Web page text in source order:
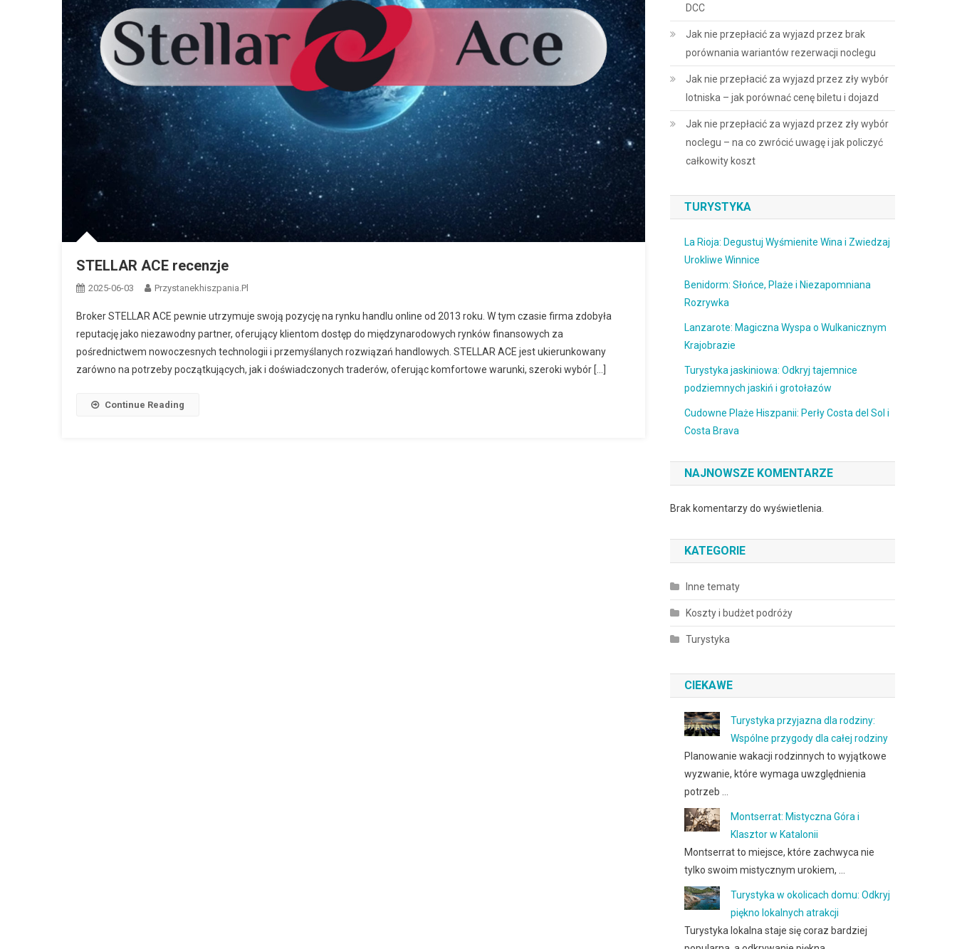
STELLAR ACE recenzje
2025-06-03 Przystanekhiszpania.pl
Broker STELLAR ACE pewnie utrzymuje swoją pozycję na rynku handlu online od 2013 roku. W tym czasie firma zdobyła
reputację jako niezawodny partner, oferujący klientom dostęp do międzynarodowych rynków finansowych za
pośrednictwem nowoczesnych technologii i przemyślanych rozwiązań handlowych. STELLAR ACE jest ukierunkowany
zarówno na potrzeby początkujących, jak i doświadczonych traderów, oferując komfortowe warunki, szeroki wybór […]
Continue Reading
DCC
Jak nie przepłacić za wyjazd przez brak
porównania wariantów rezerwacji noclegu
Jak nie przepłacić za wyjazd przez zły wybór
lotniska – jak porównać cenę biletu i dojazd
Jak nie przepłacić za wyjazd przez zły wybór
noclegu – na co zwrócić uwagę i jak policzyć
całkowity koszt
TURYSTYKA
La Rioja: Degustuj Wyśmienite Wina i Zwiedzaj
Urokliwe Winnice
Benidorm: Słońce, Plaże i Niezapomniana
Rozrywka
Lanzarote: Magiczna Wyspa o Wulkanicznym
Krajobrazie
Turystyka jaskiniowa: Odkryj tajemnice
podziemnych jaskiń i grotołazów
Cudowne Plaże Hiszpanii: Perły Costa del Sol i
Costa Brava
NAJNOWSZE KOMENTARZE
Brak komentarzy do wyświetlenia.
KATEGORIE
Inne tematy
Koszty i budżet podróży
Turystyka
CIEKAWE
Turystyka przyjazna dla rodziny:
Wspólne przygody dla całej rodziny
Planowanie wakacji rodzinnych to wyjątkowe
wyzwanie, które wymaga uwzględnienia
potrzeb …
Montserrat: Mistyczna Góra i
Klasztor w Katalonii
Montserrat to miejsce, które zachwyca nie
tylko swoim mistycznym urokiem, …
Turystyka w okolicach domu: Odkryj
piękno lokalnych atrakcji
Turystyka lokalna staje się coraz bardziej